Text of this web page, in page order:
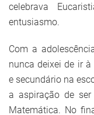
celebrava
entusiasmo.
Com a
nunca deixei de ir
e secundário na
a aspiração de
Matemática. No